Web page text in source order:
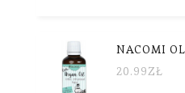
NACOMI
20.99ZŁ